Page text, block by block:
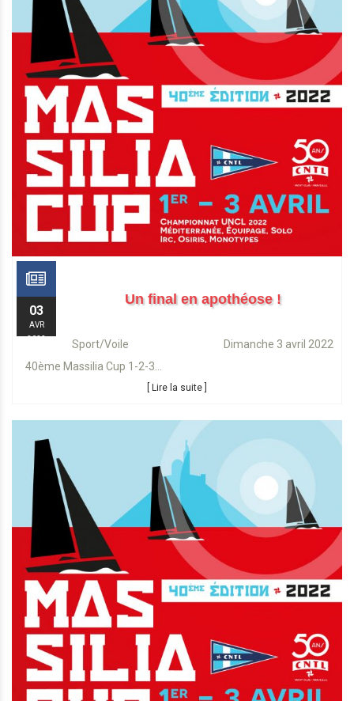
03
AVR
2022
Un final en apothéose !
Sport/Voile Dimanche 3 avril 2022
40ème Massilia Cup 1-2-3...
[ Lire la suite ]